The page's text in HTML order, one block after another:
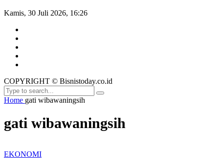
Kamis, 30 Juli 2026, 16:26
COPYRIGHT © Bisnistoday.co.id
Home gati wibawaningsih
gati wibawaningsih
EKONOMI